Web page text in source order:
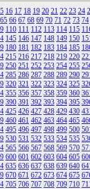
16 17 18 19 20 21 22 23 24
65 66 67 68 69 70 71 72 73 74
110 111 112 113 114 115
145 146 147 148 149 150
180 181 182 183 184 185
215 216 217 218 219 220
250 251 252 253 254 255
285 286 287 288 289 290
320 321 322 323 324 325
355 356 357 358 359 360
390 391 392 393 394 395
425 426 427 428 429 430
460 461 462 463 464 465
495 496 497 498 499 500
530 531 532 533 534 535
565 566 567 568 569 570
600 601 602 603 604 605
635 636 637 638 639 640
670 671 672 673 674 675
705 706 707 708 709 710